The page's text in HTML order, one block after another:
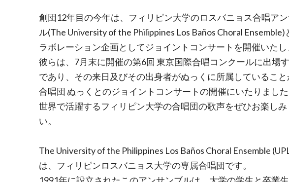
創団12年目の今年は、フィリピン大学のロスバニョス合唱ア
ル(The University of the Philippines Los Baños Choral Ensemble)
ラボレーション企画としてジョイントコンサートを開催いたし
彼らは、7月末に開催の第6回 東京国際合唱コンクールに出場
であり、その来日及びその出身者がぬっくに所属していること
合唱団 ぬっくとのジョイントコンサートの開催にいたりました
世界で活躍するフィリピン大学の合唱団の歌声をぜひお楽しみ
い。
The University of the Philippines Los Baños Choral Ensemble
は、フィリピンロスバニョス大学の専属合唱団です。